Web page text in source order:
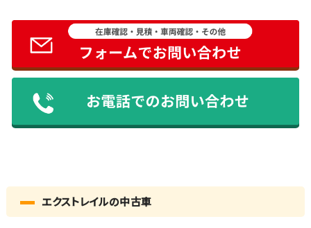
エクストレイルの中古車